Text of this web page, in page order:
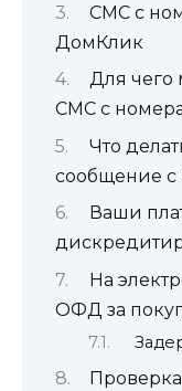
СМС с
ДомКлик
Для чего
СМС с
Что
сообщение с
Ваши
На
ОФД за